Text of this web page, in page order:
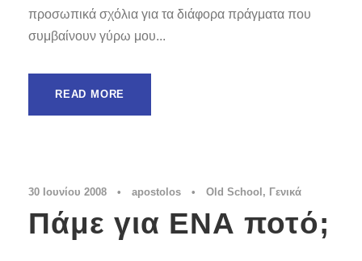
προσωπικά σχόλια για τα διάφορα πράγματα που
συμβαίνουν γύρω μου...
READ MORE
30 Ιουνίου 2008 • apostolos • Old School , Γενικά
Πάμε για ΕΝΑ ποτό;